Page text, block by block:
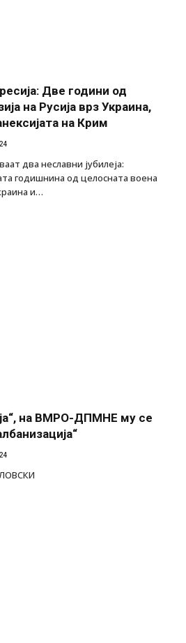
Две години од
на Русија врз Украина,
на Крим
два неславни јубилеја:
годишнина од целосната воена
и…
на ВМРО-ДПМНЕ му се